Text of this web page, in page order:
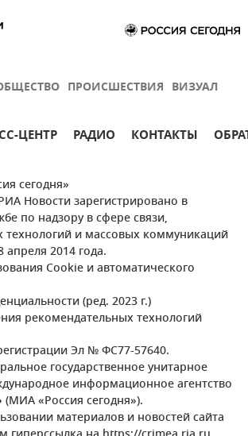
ПРОИСШЕСТВИЯ ВИЗУАЛ
ЦЕНТР РАДИО КОНТАКТЫ
сегодня»
Новости зарегистрировано в
по надзору в сфере связи,
и массовых коммуникаций
2014 года.
Cookie и автоматического
(ред. 2023 г.)
рекомендательных технологий
Эл № ФС77-57640.
государственное унитарное
информационное агентство
(МИА «Россия сегодня»).
материалов и новостей сайта